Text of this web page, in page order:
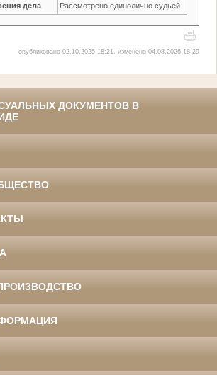
дела Рассмотрено единолично судьей
опубликовано 02.10.2025 18:21, изменено 04.08.2026 18:29
ДОКУМЕНТОВ В